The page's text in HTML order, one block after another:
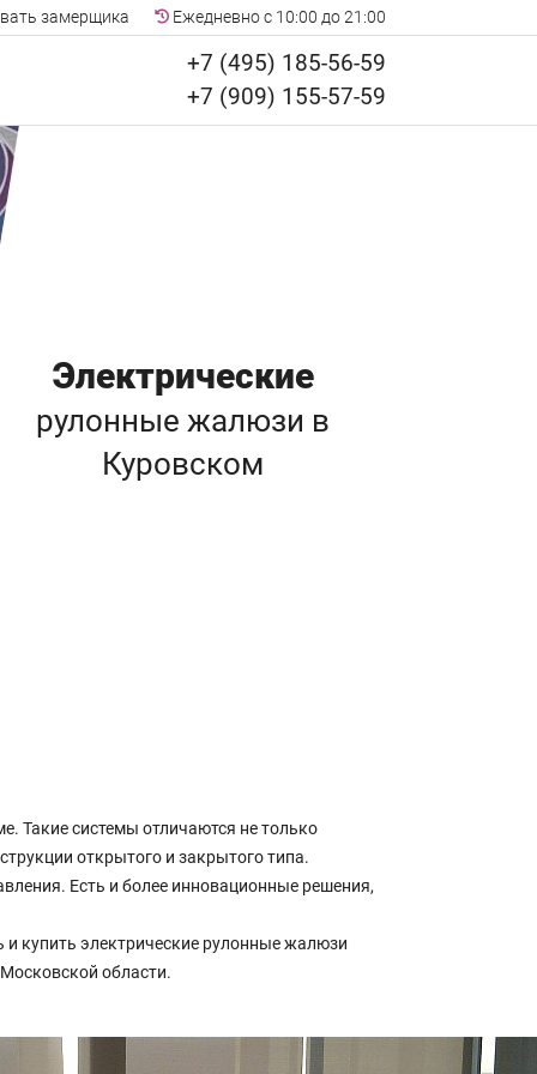
замерщика Ежедневно с 10:00 до 21:00
+7 (495) 185-56-59
+7 (909) 155-57-59
Электрические
рулонные жалюзи в
Куровском
Такие системы отличаются не только
открытого и закрытого типа.
Есть и более инновационные решения,
купить электрические рулонные жалюзи
области.